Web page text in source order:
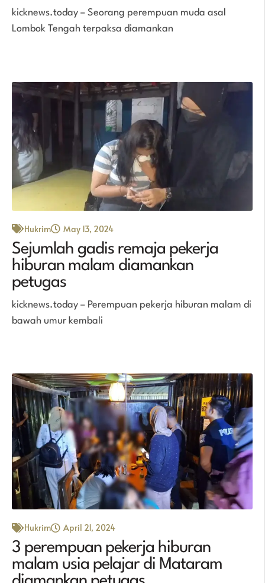
kicknews.today – Seorang perempuan muda asal
Lombok Tengah terpaksa diamankan
Hukrim May 13, 2024
Sejumlah gadis remaja pekerja
hiburan malam diamankan
petugas
kicknews.today – Perempuan pekerja hiburan malam di
bawah umur kembali
Hukrim April 21, 2024
3 perempuan pekerja hiburan
malam usia pelajar di Mataram